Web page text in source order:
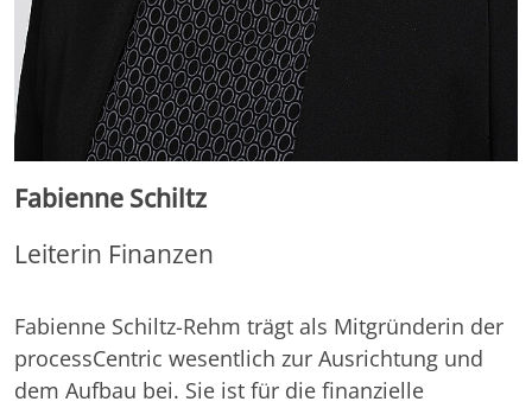
Fabienne Schiltz
Leiterin Finanzen
Fabienne Schiltz-Rehm trägt als Mitgründerin der
processCentric wesentlich zur Ausrichtung und
dem Aufbau bei. Sie ist für die finanzielle